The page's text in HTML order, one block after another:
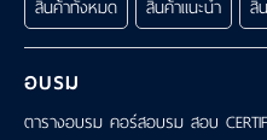
สินค้าทั้งหมด สินค้าแนะนำ สิ
อบรม
ตารางอบรม คอร์สอบรม สอบ